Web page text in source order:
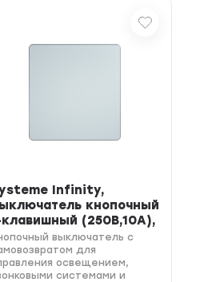
Infinity,
кнопочный
клавишный (250В,10А),
Ст...
выключатель с
для
освещением,
системами и